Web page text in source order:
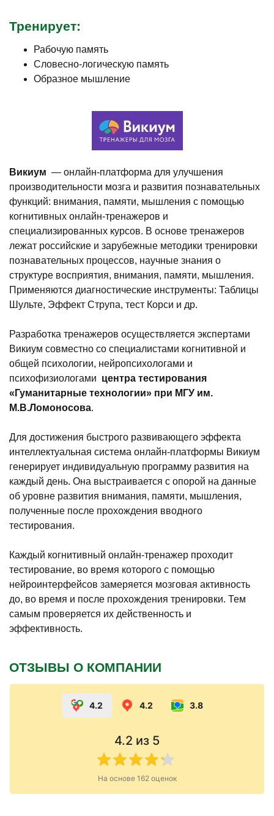
Тренирует:
Рабочую память
Словесно-логическую память
Образное мышление
Викиум — онлайн-платформа для улучшения
производительности мозга и развития познавательных
функций: внимания, памяти, мышления с помощью
когнитивных онлайн-тренажеров и
специализированных курсов. В основе тренажеров
лежат российские и зарубежные методики тренировки
познавательных процессов, научные знания о
структуре восприятия, внимания, памяти, мышления.
Применяются диагностические инструменты: Таблицы
Шульте, Эффект Струпа, тест Корси и др.
Разработка тренажеров осуществляется экспертами
Викиум совместно со специалистами когнитивной и
общей психологии, нейропсихологами и
психофизиологами центра тестирования
«Гуманитарные технологии» при МГУ им.
М.В.Ломоносова.
Для достижения быстрого развивающего эффекта
интеллектуальная система онлайн-платформы Викиум
генерирует индивидуальную программу развития на
каждый день. Она выстраивается с опорой на данные
об уровне развития внимания, памяти, мышления,
полученные после прохождения вводного
тестирования.
Каждый когнитивный онлайн-тренажер проходит
тестирование, во время которого с помощью
нейроинтерфейсов замеряется мозговая активность
до, во время и после прохождения тренировки. Тем
самым проверяется их действенность и
эффективность.
ОТЗЫВЫ О КОМПАНИИ
4.2 4.2 3.8
4.2 из 5
На основе 162оценок